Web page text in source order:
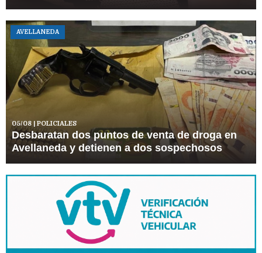
AVELLANEDA
05/08 | POLICIALES
Desbaratan dos puntos de venta de droga en
Avellaneda y detienen a dos sospechosos